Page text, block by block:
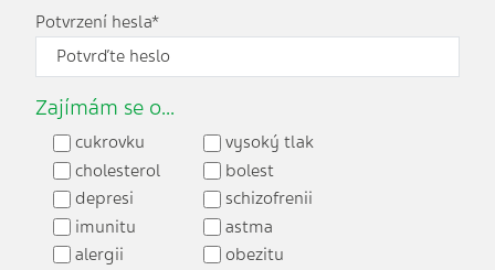
Potvrzení hesla*
Zajímám se o...
cukrovku
vysoký tlak
cholesterol
bolest
depresi
schizofrenii
imunitu
astma
alergii
obezitu